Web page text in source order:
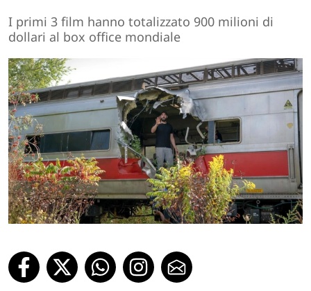
I primi 3 film hanno totalizzato 900 milioni di
dollari al box office mondiale